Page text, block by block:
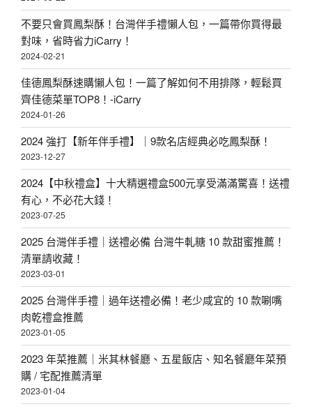
不要只會買鳳梨酥！台灣伴手禮懶人包，一篇帶你買得最
對味，省時省力iCarry！
2024-02-21
佳德鳳梨酥速購懶人包！一篇了解如何不用排隊，輕鬆買
齊佳德菜單TOP8！-iCarry
2024-01-26
2024 強打【新年伴手禮】｜9款名店經典必吃鳳梨酥！
2023-12-27
2024【中秋禮盒】十大精選禮盒500元享受滿滿驚喜！送禮
有心，不必花大錢！
2023-07-25
2025 台灣伴手禮｜送禮必備 台灣牛軋糖 10 款甜蜜推薦！
清單請收藏！
2023-03-01
2025 台灣伴手禮｜過年送禮必備！老少咸宜的 10 款唰嘴
肉乾禮盒推薦
2023-01-05
2023 年菜推薦｜米其林餐廳、五星飯店、知名餐廳年菜預
購 / 宅配推薦清單
2023-01-04